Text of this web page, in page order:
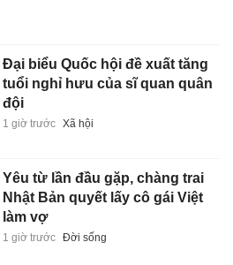
Đại biểu Quốc hội đề xuất tăng
tuổi nghỉ hưu của sĩ quan quân
đội
1 giờ trước Xã hội
Yêu từ lần đầu gặp, chàng trai
Nhật Bản quyết lấy cô gái Việt
làm vợ
1 giờ trước Đời sống